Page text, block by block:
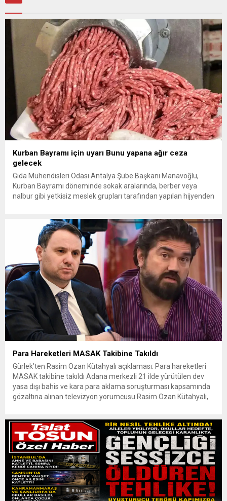
Kurban Bayramı için uyarı Bunu yapana ağır ceza
gelecek
Gıda Mühendisleri Odası Antalya Şube Başkanı Manavoğlu,
Kurban Bayramı döneminde sokak aralarında, berber veya
nalbur gibi yetkisiz meslek grupları tarafından yapılan hijyenden
bin lirayı geçtiğini hatırlattı. Yaklaşan Kurban Bayramı
öncesinde, kurban etlerinin işlenmesi ve muhafazası
süreçlerine...
Para Hareketleri MASAK Takibine Takıldı
Gürlek’ten Rasim Ozan Kütahyalı açıklaması: Para hareketleri
MASAK takibine takıldı Adana merkezli 21 ilde yürütülen dev
yasa dışı bahis ve kara para aklama soruşturması kapsamında
gözaltına alınan televizyon yorumcusu Rasim Ozan Kütahyalı,
takibine takıldığını açıkladı. Adana Cumhuriyet Başsavcılığı’nın...